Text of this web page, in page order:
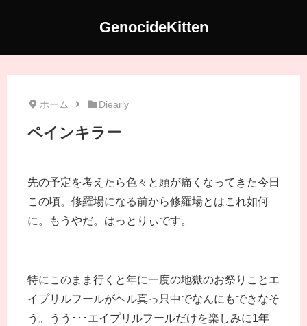
GenocideKitten
ホーム Diearly
ペインキラー
先の予定を考えたら色々と頭が痛くなってきた今日
この頃。修羅場になる前から修羅場とはこれ如何
に。もうやだ。はっとりぃです。
特にこのまま行くと年に一度の地獄のお祭りことエ
イプリルフールがヘル真っ只中でなんにもできなそ
う。うう･･･エイプリルフールだけを楽しみに1年